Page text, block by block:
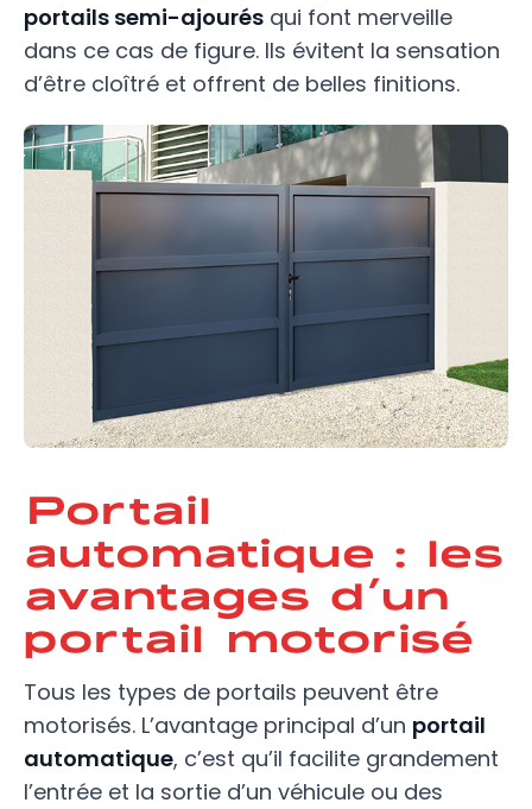
portails semi-ajourés qui font merveille
dans ce cas de figure. Ils évitent la sensation
d’être cloîtré et offrent de belles finitions.
Portail
automatique : les
avantages d’un
portail motorisé
Tous les types de portails peuvent être
motorisés. L’avantage principal d’un portail
automatique, c’est qu’il facilite grandement
l’entrée et la sortie d’un véhicule ou des